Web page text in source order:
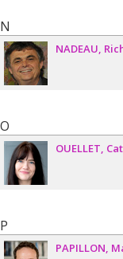
N
NADEAU
O
OUELLET
P
PAPILLON